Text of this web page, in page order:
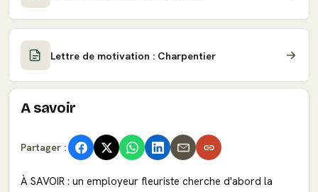
Lettre de motivation : Charpentier
A savoir
Partager :
À SAVOIR : un employeur fleuriste cherche d'abord la